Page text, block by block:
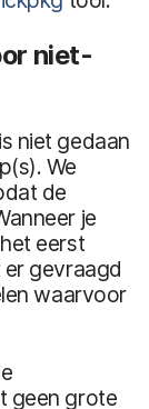
niet-
niet gedaan
We
de
je
eerst
gevraagd
waarvoor
geen grote